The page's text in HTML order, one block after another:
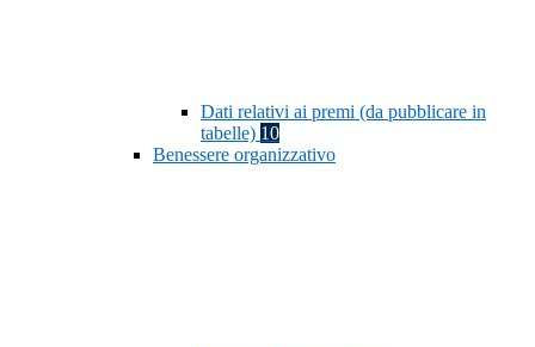
Dati relativi ai premi (da pubblicare in
tabelle) 10
Benessere organizzativo